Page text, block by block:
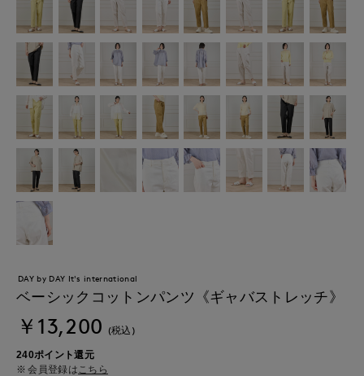
DAY by DAY It's international
ベーシックコットンパンツ《ギャバストレッチ》
￥13,200 (税込)
240ポイント還元
会員登録はこちら